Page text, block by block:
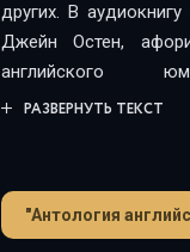
других. В
Джейн Остен,
английского
Г.К.Честертона.
Владимир
Яковлевич).Любовь
РАЗВЕРНУТЬ ТЕКСТ
"Антология